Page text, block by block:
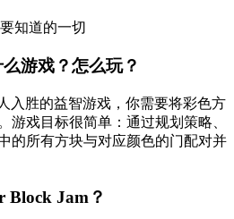
知道的一切
游戏？怎么玩？
入胜的益智游戏，你需要将彩色方
游戏目标很简单：通过规划策略、
的所有方块与对应颜色的门配对并
Block Jam？